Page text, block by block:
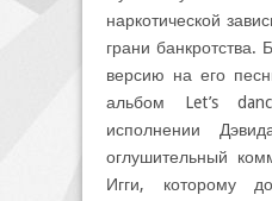
наркотической
грани банкротства.
версию на его
альбом Let’s
исполнении
оглушительный
Игги, которому